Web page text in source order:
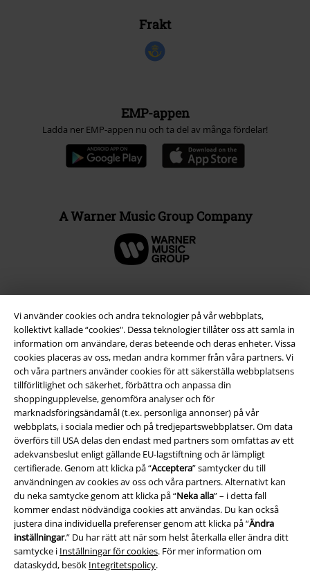
Vi använder cookies och andra teknologier på vår webbplats,
kollektivt kallade “cookies". Dessa teknologier tillåter oss att samla in
information om användare, deras beteende och deras enheter. Vissa
cookies placeras av oss, medan andra kommer från våra partners. Vi
och våra partners använder cookies för att säkerställa webbplatsens
tillförlitlighet och säkerhet, förbättra och anpassa din
shoppingupplevelse, genomföra analyser och för
marknadsföringsändamål (t.ex. personliga annonser) på vår
webbplats, i sociala medier och på tredjepartswebbplatser. Om data
överförs till USA delas den endast med partners som omfattas av ett
adekvansbeslut enligt gällande EU-lagstiftning och är lämpligt
certifierade. Genom att klicka på “Acceptera” samtycker du till
användningen av cookies av oss och våra partners. Alternativt kan
du neka samtycke genom att klicka på “Neka alla” – i detta fall
kommer endast nödvändiga cookies att användas. Du kan också
justera dina individuella preferenser genom att klicka på “Ändra
inställningar.” Du har rätt att när som helst återkalla eller ändra ditt
samtycke i Inställningar för cookies. För mer information om
dataskydd, besök Integritetspolicy.
Frakt
EMP-appen
Ladda ner EMP-appen nu och ta del av många fördelar!
A Warner Music Group Company
Juridisk information/Villkor
Villkor
Om oss
Ladda ner villkoren
Avfallshantering och miljöskydd
Försäkran om överensstämmelse